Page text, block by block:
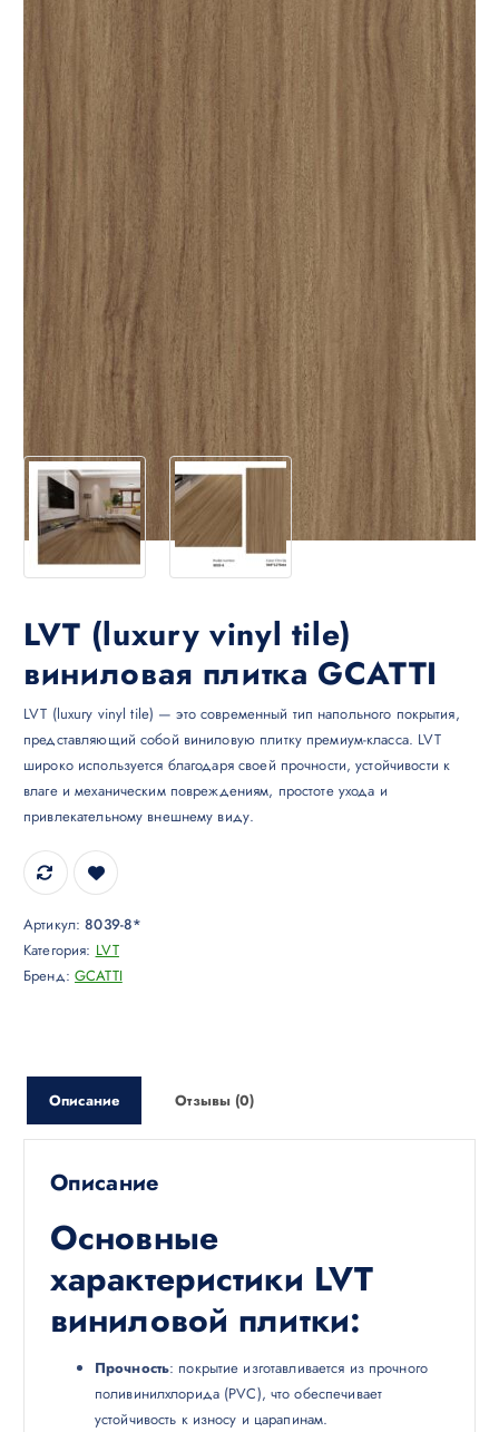
LVT (luxury vinyl tile)
виниловая плитка GCATTI
LVT (luxury vinyl tile) — это современный тип напольного покрытия,
представляющий собой виниловую плитку премиум-класса. LVT
широко используется благодаря своей прочности, устойчивости к
влаге и механическим повреждениям, простоте ухода и
привлекательному внешнему виду.
Артикул:8039-8*
Категория: LVT
Бренд:GCATTI
Описание Отзывы (0)
Описание
Основные
характеристики LVT
виниловой плитки:
Прочность: покрытие изготавливается из прочного
поливинилхлорида (PVC), что обеспечивает
устойчивость к износу и царапинам.